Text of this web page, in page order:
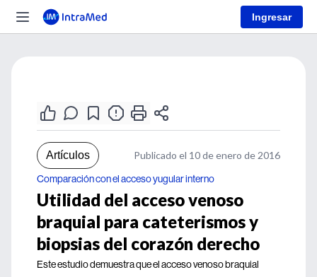
Ingresar
Artículos Publicado el 10 de enero de 2016
Comparación con el acceso yugular interno
Utilidad del acceso venoso
braquial para cateterismos y
biopsias del corazón derecho
Este estudio demuestra que el acceso venoso braquial